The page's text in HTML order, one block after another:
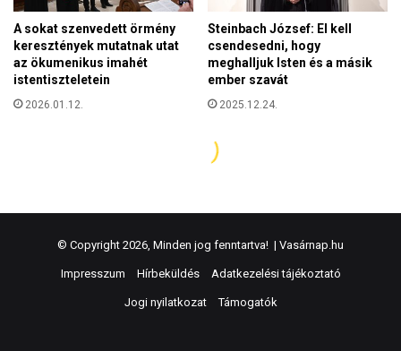
© Copyright 2026, Minden jog fenntartva! | Vasárnap.hu
Impresszum Hírbeküldés Adatkezelési tájékoztató
Jogi nyilatkozat Támogatók